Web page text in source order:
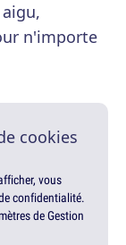
n'importe
cookies
vous
confidentialité.
de Gestion